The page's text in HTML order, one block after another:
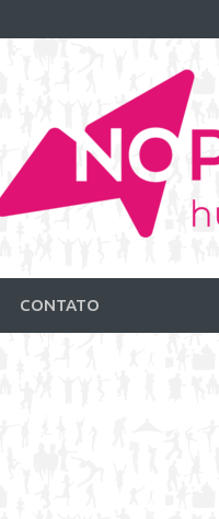
CONTATO